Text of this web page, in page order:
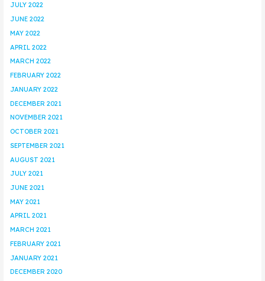
JULY 2022
JUNE 2022
MAY 2022
APRIL 2022
MARCH 2022
FEBRUARY 2022
JANUARY 2022
DECEMBER 2021
NOVEMBER 2021
OCTOBER 2021
SEPTEMBER 2021
AUGUST 2021
JULY 2021
JUNE 2021
MAY 2021
APRIL 2021
MARCH 2021
FEBRUARY 2021
JANUARY 2021
DECEMBER 2020